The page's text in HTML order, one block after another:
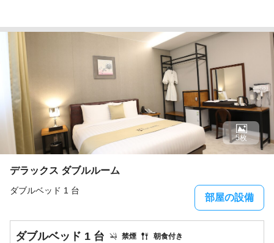
デラックス ダブルルーム
ダブルベッド 1 台
部屋の設備
5枚
禁煙 朝食付き
ダブルベッド 1 台